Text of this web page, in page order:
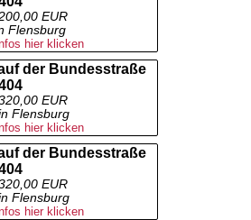
EUR
Flensburg
hier klicken
der Bundesstraße
EUR
Flensburg
hier klicken
der Bundesstraße
EUR
Flensburg
hier klicken